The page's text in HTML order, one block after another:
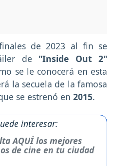
de 2023 al fin se
de "Inside Out 2"
se le conocerá en esta
la secuela de la famosa
se estrenó en 2015.
interesar:
AQUÍ los mejores
de cine en tu ciudad